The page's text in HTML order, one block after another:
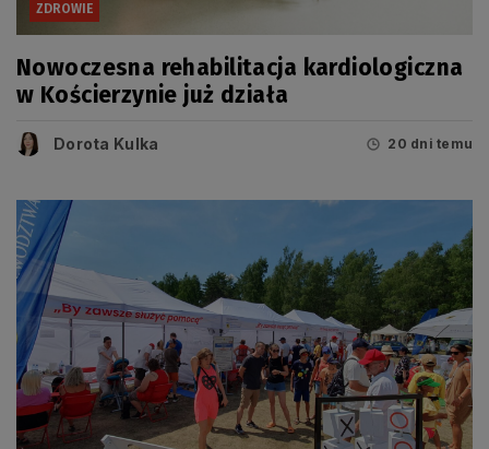
ZDROWIE
Nowoczesna rehabilitacja kardiologiczna
w Kościerzynie już działa
Dorota Kulka 20 dni temu